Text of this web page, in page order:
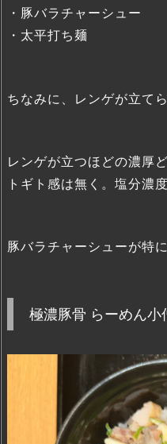
・豚バラチャーシュー
・太平打ち麺
ちなみに、レンゲが立て
レンゲが立つほどの濃厚
トギト感は無く。塩分濃
豚バラチャーシューが特に
極濃豚骨 らーめん